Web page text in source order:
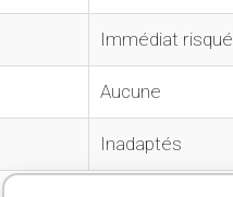
Immédiat risqué
Aucune
Inadaptés